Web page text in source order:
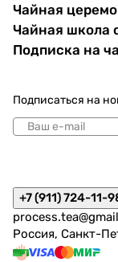
Чайная
Чайная школа
Подписка на
Подписаться на
+7 (911) 724-11-
Россия, Санкт-